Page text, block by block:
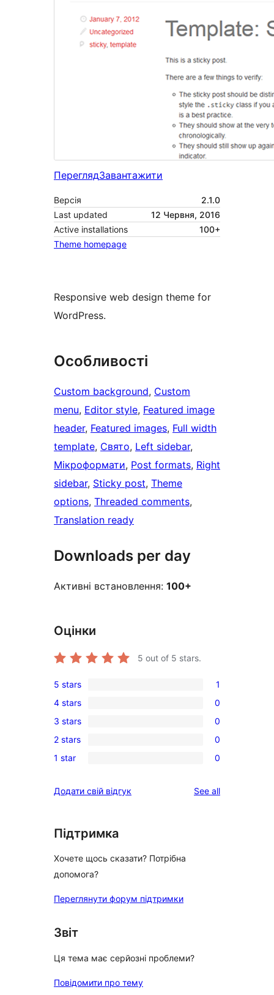
ПереглядЗавантажити
Версія
2.1.0
Last updated
12 Червня, 2016
Active installations
100+
Theme homepage
Responsive web design theme for
WordPress.
Особливості
Custom background, Custom
menu, Editor style, Featured image
header, Featured images, Full width
template, Свято, Left sidebar
Мікроформати, Post formats, Right
sidebar, Sticky post, Theme
options, Threaded comments
Translation ready
Downloads per day
Активні встановлення: 100+
Оцінки
5 out of 5 stars.
1
5-
star
review
5 stars 1
0
4-
star
reviews
4 stars 0
0
3-
star
3 stars 0
0
2-
reviews
2 stars 0
0
star
1 star 0
Додати свій відгук See allreviews
Підтримка
Хочете щось сказати? Потрібна
допомога?
Переглянути форум підтримки
Звіт
Ця тема має серйозні проблеми?
Повідомити про тему